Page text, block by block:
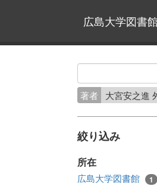
広島大学図書
著者 大宮安之進
絞り込み
所在
広島大学図書館 1